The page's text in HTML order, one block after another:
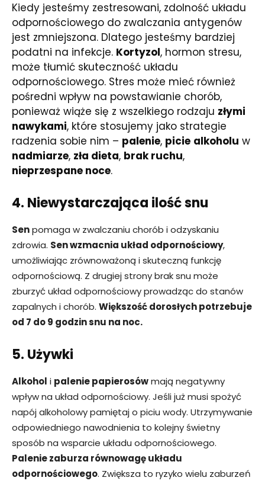
Kiedy jesteśmy zestresowani, zdolność układu
odpornościowego do zwalczania antygenów
jest zmniejszona. Dlatego jesteśmy bardziej
podatni na infekcje. Kortyzol, hormon stresu,
może tłumić skuteczność układu
odpornościowego. Stres może mieć również
pośredni wpływ na powstawianie chorób,
ponieważ wiąże się z wszelkiego rodzaju złymi
nawykami, które stosujemy jako strategie
radzenia sobie nim – palenie, picie alkoholu w
nadmiarze, zła dieta, brak ruchu,
nieprzespane noce.
4. Niewystarczająca ilość snu
Senpomaga w zwalczaniu chorób i odzyskaniu
zdrowia. Sen wzmacnia układ odpornościowy,
umożliwiając zrównoważoną i skuteczną funkcję
odpornościową. Z drugiej strony brak snu może
zburzyć układ odpornościowy prowadząc do stanów
zapalnych i chorób. Większość dorosłych potrzebuje
od 7 do 9 godzin snu na noc.
5. Używki
Alkohol i palenie papierosówmają negatywny
wpływ na układ odpornościowy. Jeśli już musi spożyć
napój alkoholowy pamiętaj o piciu wody. Utrzymywanie
odpowiedniego nawodnienia to kolejny świetny
sposób na wsparcie układu odpornościowego.
Palenie zaburza równowagę układu
odpornościowego. Zwiększa to ryzyko wielu zaburzeń